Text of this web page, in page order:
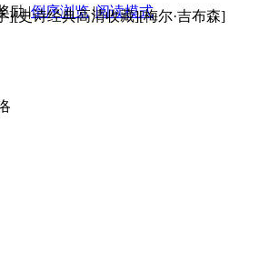
|倒序浏览 |阅读模式
][史诗经典高清收藏][梅尔·吉布森]